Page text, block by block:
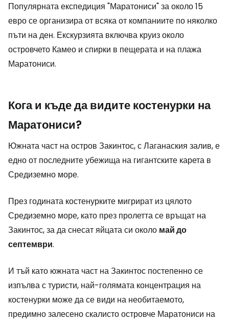
Популярната експедиция "Маратониси" за около 15
евро се организира от всяка от компаниите по няколко
пъти на ден. Екскурзията включва круиз около
островчето Камео и спирки в пещерата и на плажа
Маратониси.
Кога и къде да видите костенурки на
Маратониси?
Южната част на остров Закинтос, с Лаганаския залив, е
едно от последните убежища на гигантските карета в
Средиземно море.
През годината костенурките мигрират из цялото
Средиземно море, като през пролетта се връщат на
Закинтос, за да снесат яйцата си около май до
септември.
И тъй като южната част на Закинтос постепенно се
изпълва с туристи, най-голямата концентрация на
костенурки може да се види на необитаемото,
предимно залесено скалисто островче Маратониси на